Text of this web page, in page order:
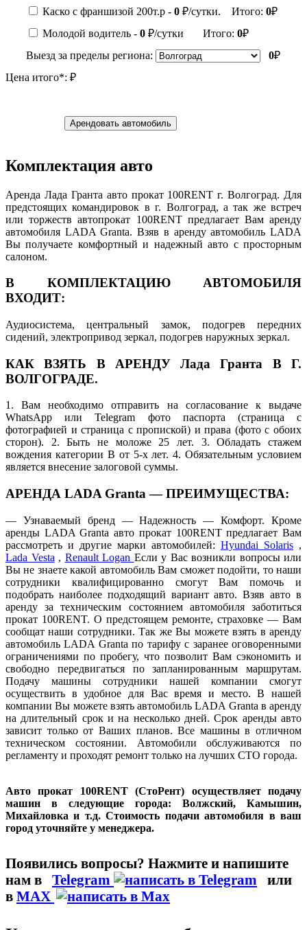
Каско с франшизой 200т.р - 0 ₽/сутки. Итого: 0₽
Молодой водитель - 0 ₽/сутки Итого: 0₽
Выезд за пределы региона:
0₽
Цена итого*: ₽
Арендовать автомобиль
Комплектация авто
Аренда Лада Гранта авто прокат 100RENT г. Волгоград. Для
предстоящих командировок в г. Волгоград, а так же встреч
или торжеств автопрокат 100RENT предлагает Вам аренду
автомобиля LADA Granta. Взяв в аренду автомобиль LADA
Вы получаете комфортный и надежный авто с просторным
салоном.
В КОМПЛЕКТАЦИЮ АВТОМОБИЛЯ
ВХОДИТ:
Аудиосистема, центральный замок, подогрев передних
сидений, электропривод зеркал, подогрев наружных зеркал.
КАК ВЗЯТЬ В АРЕНДУ Лада Гранта В Г.
ВОЛГОГРАДЕ.
1. Вам необходимо отправить на согласование к выдаче
WhatsApp или Telegram фото паспорта (страница с
фотографией и страница с пропиской) и права (фото с обоих
сторон). 2. Быть не моложе 25 лет. 3. Обладать стажем
вождения категории В от 5-х лет. 4. Обязательным условием
является внесение залоговой суммы.
АРЕНДА LADA Granta — ПРЕИМУЩЕСТВА:
— Узнаваемый бренд — Надежность — Комфорт. Кроме
аренды LADA Granta авто прокат 100RENT предлагает Вам
рассмотреть и другие марки автомобилей: Hyundai Solaris ,
Lada Vesta , Renault Logan Если у Вас возникли вопросы или
Вы не знаете какой автомобиль Вам сможет подойти, то наши
сотрудники квалифицированно смогут Вам помочь и
подобрать наиболее подходящий вариант авто. Взяв авто в
аренду за техническим состоянием автомобиля заботиться
прокат 100RENT. О предстоящем ремонте, страховке — Вам
сообщат наши сотрудники. Так же Вы можете взять в аренду
автомобиль LADA Granta по тарифу с заранее оговоренными
ограничениями по пробегу, что позволит Вам сэкономить и
свободно передвигаться по запланированным маршрутам.
Подачу машины сотрудники нашей компании смогут
осуществить в удобное для Вас время и место. В нашей
компании Вы можете взять автомобиль LADA Granta в аренду
на длительный срок и на несколько дней. Срок аренды авто
зависит только от Ваших планов. Все машины в отличном
техническом состоянии. Автомобили обслуживаются по
регламенту и проходят ремонт только на лучших СТО города.
Авто прокат 100RENT (СтоРент) осуществляет подачу
машин в следующие города: Волжский, Камышин,
Михайловка и т.д. Стоимость подачи автомобиля в ваш
город уточняйте у менеджера.
Появились вопросы? Нажмите и напишите
нам в Telegram
или
в MAX